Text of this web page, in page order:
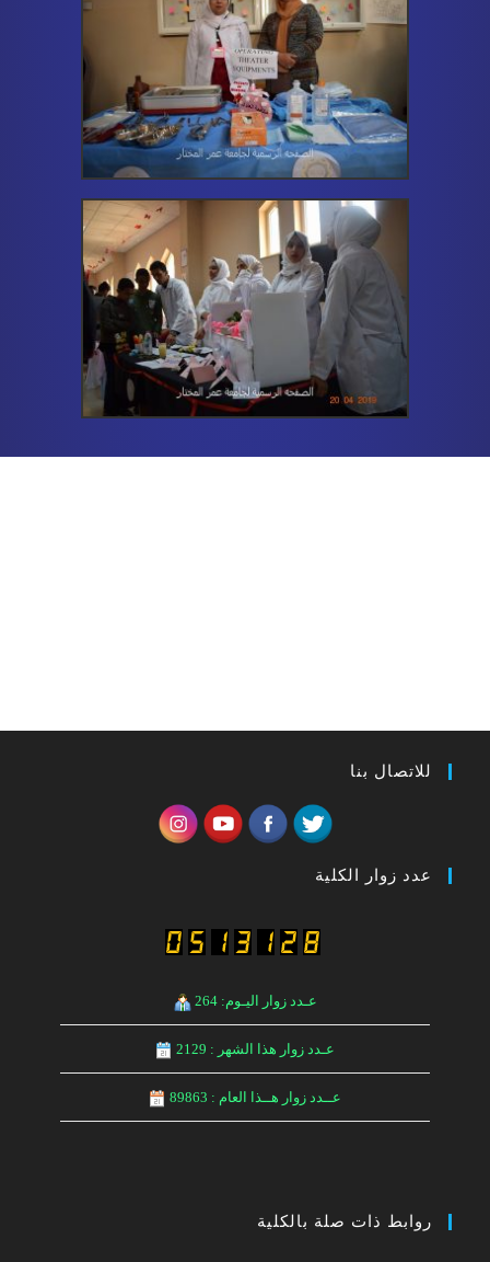
للاتصال بنا
عدد زوار الكلية
عـدد زوار اليـوم: 264
عـدد زوار هذا الشهر : 2129
عــدد زوار هــذا العام : 89863
روابط ذات صلة بالكلية